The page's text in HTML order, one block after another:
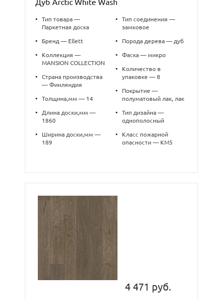
Дуб Arctic White Wash
•
Тип товара —
Паркетная доска
• Бренд — Ellett
•
Коллекция —
MANSION COLLECTION
•
Страна производства
— Финляндия
• Толщина,мм — 14
•
Длина доски,мм —
1860
•
Ширина доски,мм —
189
•
Тип соединения —
замковое
• Порода дерева — дуб
• Фаска — микро
•
Количество в
упаковке — 8
•
Покрытие —
полуматовый лак, лак
•
Тип дизайна —
однополосный
•
Класс пожарной
опасности — КМ5
4 471 руб.